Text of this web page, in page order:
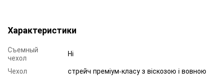
Характеристики
Съемный
чехол
Ні
Чехол
стрейч преміум-класу з віскозою і вовною